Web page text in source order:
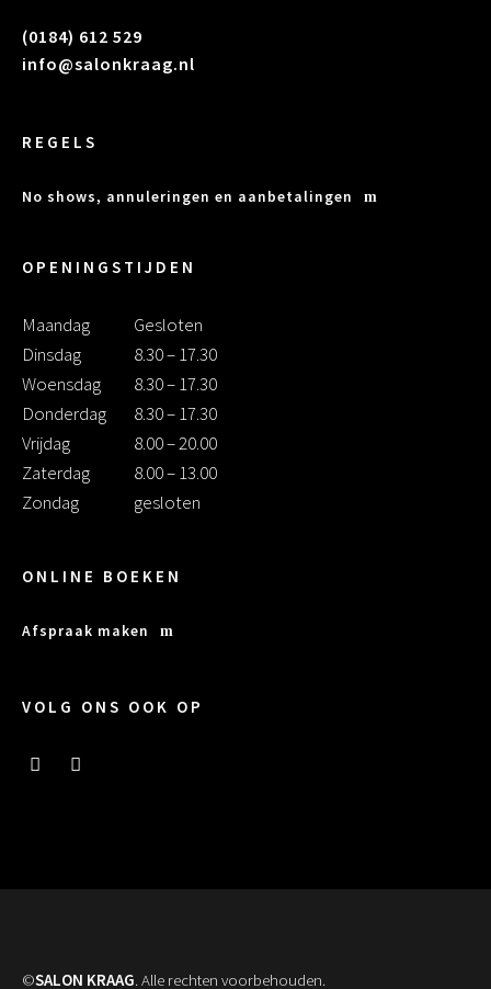
(0184) 612 529
info@salonkraag.nl
REGELS
No shows, annuleringen en aanbetalingen
OPENINGSTIJDEN
Maandag
Gesloten
Dinsdag
8.30 – 17.30
Woensdag
8.30 – 17.30
Donderdag
8.30 – 17.30
Vrijdag
8.00 – 20.00
Zaterdag
8.00 – 13.00
Zondag
gesloten
ONLINE BOEKEN
Afspraak maken
VOLG ONS OOK OP
©SALON KRAAG. Alle rechten voorbehouden.